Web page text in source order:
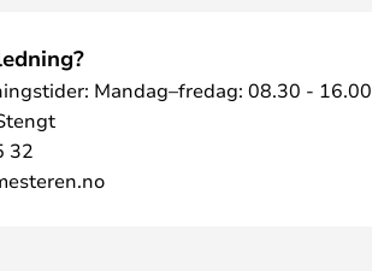
Mandag–fredag: 08.30 - 16.00
32